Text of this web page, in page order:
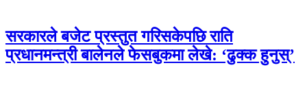
सरकारले बजेट प्रस्तुत गरिसकेपछि राति
प्रधानमन्त्री बालेनले फेसबुकमा लेखे: ‘ढुक्क हुनुस्’